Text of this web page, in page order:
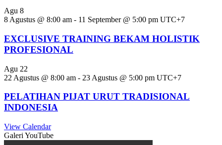
Agu 8
8 Agustus @ 8:00 am - 11 September @ 5:00 pm UTC+7
EXCLUSIVE TRAINING BEKAM HOLISTIK
PROFESIONAL
Agu 22
22 Agustus @ 8:00 am - 23 Agustus @ 5:00 pm UTC+7
PELATIHAN PIJAT URUT TRADISIONAL
INDONESIA
View Calendar
Galeri YouTube